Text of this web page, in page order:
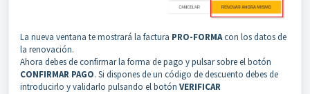
La nueva ventana te mostrará la factura PRO-FORMAcon los datos de
la renovación.
Ahora debes de confirmar la forma de pago y pulsar sobre el botón
CONFIRMAR PAGO. Si dispones de un código de descuento debes de
introducirlo y validarlo pulsando el botón VERIFICAR